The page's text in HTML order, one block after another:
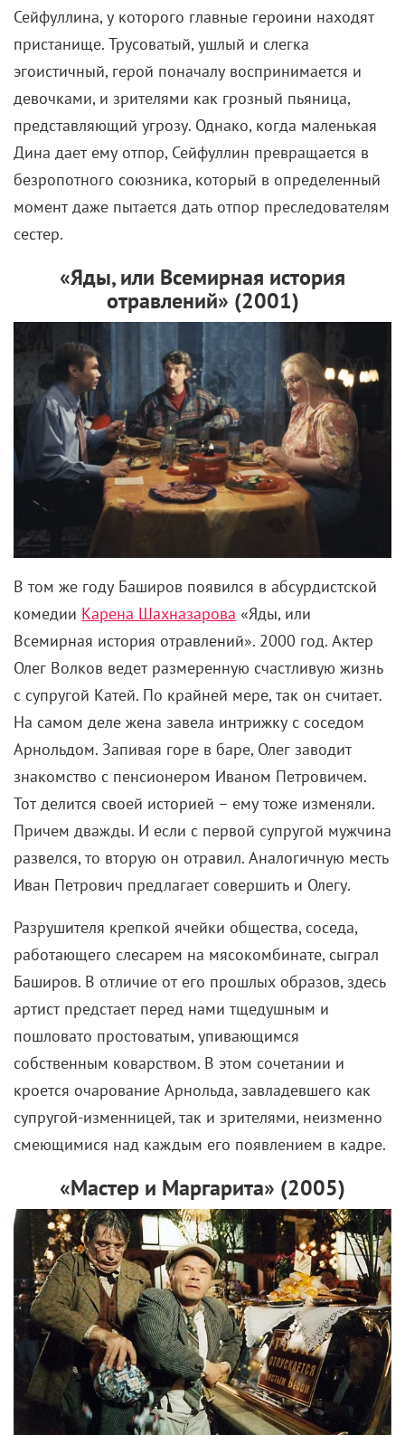
Сейфуллина, у которого главные героини находят
пристанище. Трусоватый, ушлый и слегка
эгоистичный, герой поначалу воспринимается и
девочками, и зрителями как грозный пьяница,
представляющий угрозу. Однако, когда маленькая
Дина дает ему отпор, Сейфуллин превращается в
безропотного союзника, который в определенный
момент даже пытается дать отпор преследователям
сестер.
«Яды, или Всемирная история
отравлений» (2001)
В том же году Баширов появился в абсурдистской
комедии Карена Шахназарова «Яды, или
Всемирная история отравлений». 2000 год. Актер
Олег Волков ведет размеренную счастливую жизнь
с супругой Катей. По крайней мере, так он считает.
На самом деле жена завела интрижку с соседом
Арнольдом. Запивая горе в баре, Олег заводит
знакомство с пенсионером Иваном Петровичем.
Тот делится своей историей – ему тоже изменяли.
Причем дважды. И если с первой супругой мужчина
развелся, то вторую он отравил. Аналогичную месть
Иван Петрович предлагает совершить и Олегу.
Разрушителя крепкой ячейки общества, соседа,
работающего слесарем на мясокомбинате, сыграл
Баширов. В отличие от его прошлых образов, здесь
артист предстает перед нами тщедушным и
пошловато простоватым, упивающимся
собственным коварством. В этом сочетании и
кроется очарование Арнольда, завладевшего как
супругой-изменницей, так и зрителями, неизменно
смеющимися над каждым его появлением в кадре.
«Мастер и Маргарита» (2005)